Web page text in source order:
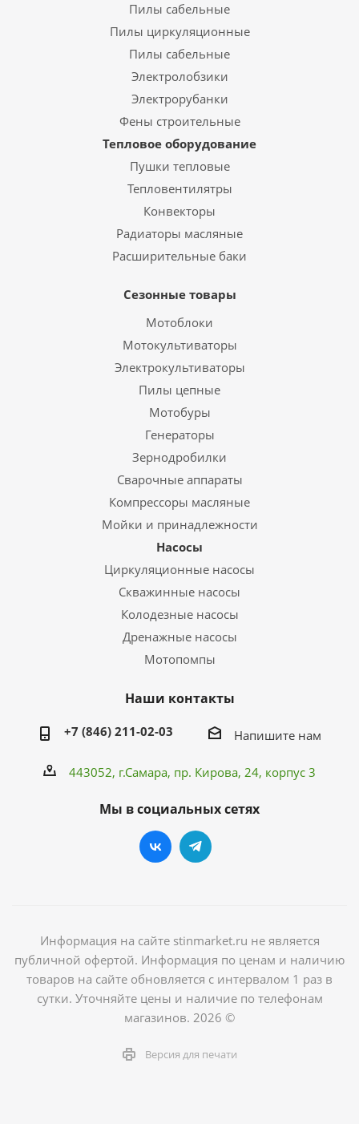
Пилы сабельные
Пилы циркуляционные
Пилы сабельные
Электролобзики
Электрорубанки
Фены строительные
Тепловое оборудование
Пушки тепловые
Тепловентилятры
Конвекторы
Радиаторы масляные
Расширительные баки
Сезонные товары
Мотоблоки
Мотокультиваторы
Электрокультиваторы
Пилы цепные
Мотобуры
Генераторы
Зернодробилки
Сварочные аппараты
Компрессоры масляные
Мойки и принадлежности
Насосы
Циркуляционные насосы
Скважинные насосы
Колодезные насосы
Дренажные насосы
Мотопомпы
Наши контакты
+7 (846) 211-02-03 Напишите нам
443052, г.Самара, пр. Кирова, 24, корпус 3
Мы в социальных сетях
Информация на сайте stinmarket.ru не является
публичной офертой. Информация по ценам и наличию
товаров на сайте обновляется с интервалом 1 раз в
сутки. Уточняйте цены и наличие по телефонам
магазинов. 2026 ©
Версия для печати